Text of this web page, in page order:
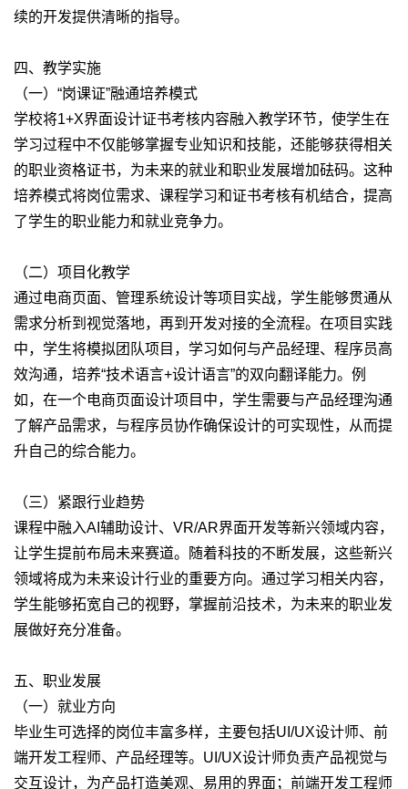
续的开发提供清晰的指导。
四、教学实施
（一）“岗课证”融通培养模式
学校将1+X界面设计证书考核内容融入教学环节，使学生在
学习过程中不仅能够掌握专业知识和技能，还能够获得相关
的职业资格证书，为未来的就业和职业发展增加砝码。这种
培养模式将岗位需求、课程学习和证书考核有机结合，提高
了学生的职业能力和就业竞争力。
（二）项目化教学
通过电商页面、管理系统设计等项目实战，学生能够贯通从
需求分析到视觉落地，再到开发对接的全流程。在项目实践
中，学生将模拟团队项目，学习如何与产品经理、程序员高
效沟通，培养“技术语言+设计语言”的双向翻译能力。例
如，在一个电商页面设计项目中，学生需要与产品经理沟通
了解产品需求，与程序员协作确保设计的可实现性，从而提
升自己的综合能力。
（三）紧跟行业趋势
课程中融入AI辅助设计、VR/AR界面开发等新兴领域内容，
让学生提前布局未来赛道。随着科技的不断发展，这些新兴
领域将成为未来设计行业的重要方向。通过学习相关内容，
学生能够拓宽自己的视野，掌握前沿技术，为未来的职业发
展做好充分准备。
五、职业发展
（一）就业方向
毕业生可选择的岗位丰富多样，主要包括UI/UX设计师、前
端开发工程师、产品经理等。UI/UX设计师负责产品视觉与
交互设计，为产品打造美观、易用的界面；前端开发工程师